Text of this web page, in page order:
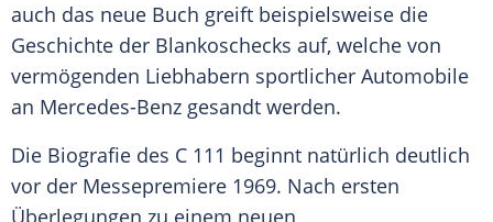
auch das neue Buch greift beispielsweise die
Geschichte der Blankoschecks auf, welche von
vermögenden Liebhabern sportlicher Automobile
an Mercedes-Benz gesandt werden.
Die Biografie des C 111 beginnt natürlich deutlich
vor der Messepremiere 1969. Nach ersten